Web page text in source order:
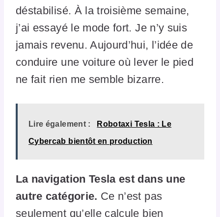
déstabilisé. À la troisième semaine,
j’ai essayé le mode fort. Je n’y suis
jamais revenu. Aujourd’hui, l’idée de
conduire une voiture où lever le pied
ne fait rien me semble bizarre.
Lire également : Robotaxi Tesla : Le
Cybercab bientôt en production
La navigation Tesla est dans une
autre catégorie. Ce n’est pas
seulement qu’elle calcule bien